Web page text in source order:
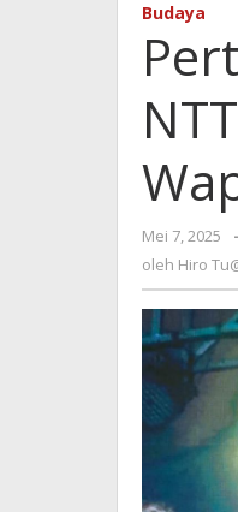
Budaya
Mei 7, 2025 -
oleh Hiro